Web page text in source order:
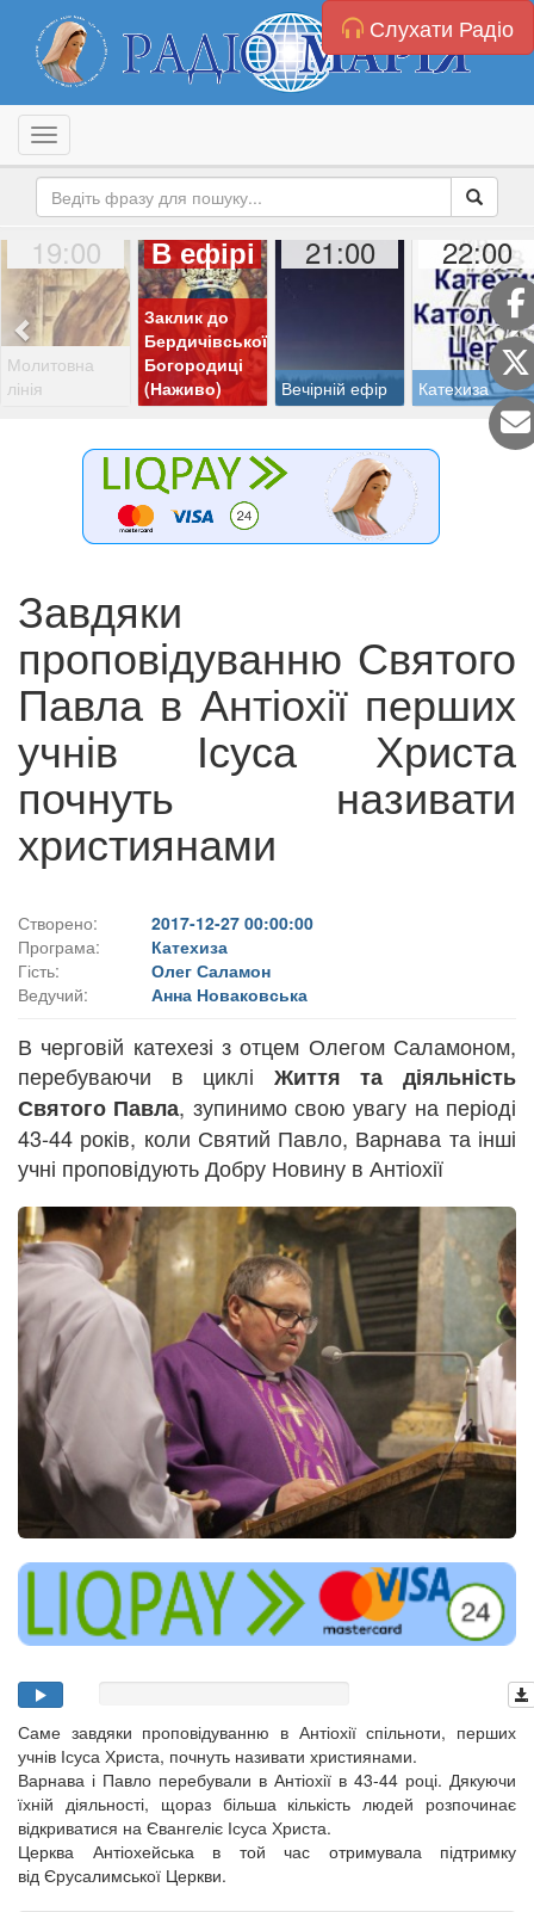
Слухати Радіо
Toggle navigation
19:00
Молитовна
лінія
В ефірі
Заклик до
Бердичівської
Богородиці
(Наживо)
21:00
Вечірній ефір
22:00
Катехиза
Завдяки
проповідуванню Святого
Павла в Антіохії перших
учнів Ісуса Христа
почнуть називати
християнами
Створено:
2017-12-27 00:00:00
Програма:
Катехиза
Гість:
Олег Саламон
Ведучий:
Анна Новаковська
В черговій катехезі з отцем Олегом Саламоном,
перебуваючи в циклі Життя та діяльність
Святого Павла, зупинимо свою увагу на періоді
43-44 років, коли Святий Павло, Варнава та інші
учні проповідують Добру Новину в Антіохії
Саме завдяки проповідуванню в Антіохії спільноти, перших
учнів Ісуса Христа, почнуть називати християнами.
Варнава і Павло перебували в Антіохії в 43-44 році. Дякуючи
їхній діяльності, щораз більша кількість людей розпочинає
відкриватися на Євангеліє Ісуса Христа.
Церква Антіохейська в той час отримувала підтримку
від Єрусалимської Церкви.